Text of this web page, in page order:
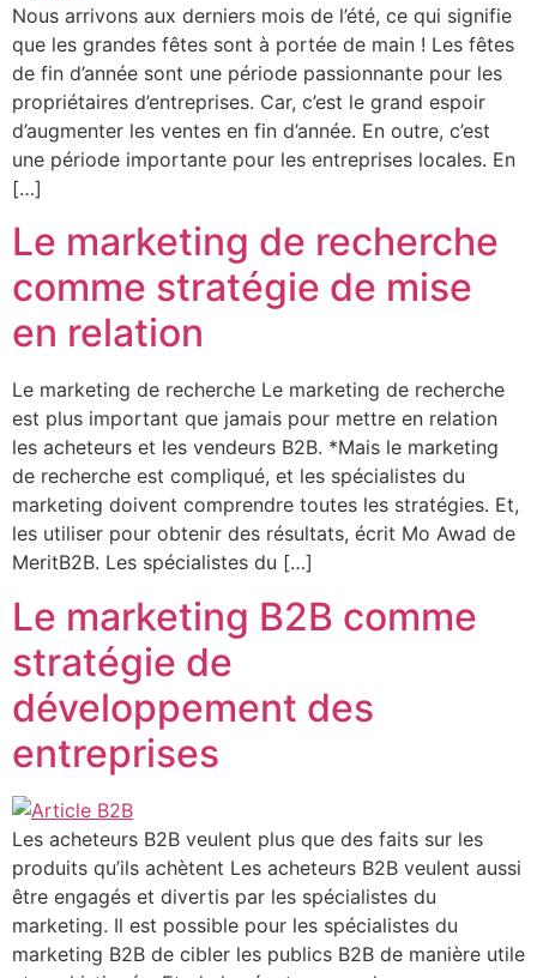
Nous arrivons aux derniers mois de l’été, ce qui signifie
que les grandes fêtes sont à portée de main ! Les fêtes
de fin d’année sont une période passionnante pour les
propriétaires d’entreprises. Car, c’est le grand espoir
d’augmenter les ventes en fin d’année. En outre, c’est
une période importante pour les entreprises locales. En
[…]
Le marketing de recherche
comme stratégie de mise
en relation
Le marketing de recherche Le marketing de recherche
est plus important que jamais pour mettre en relation
les acheteurs et les vendeurs B2B. *Mais le marketing
de recherche est compliqué, et les spécialistes du
marketing doivent comprendre toutes les stratégies. Et,
les utiliser pour obtenir des résultats, écrit Mo Awad de
MeritB2B. Les spécialistes du […]
Le marketing B2B comme
stratégie de
développement des
entreprises
Les acheteurs B2B veulent plus que des faits sur les
produits qu’ils achètent Les acheteurs B2B veulent aussi
être engagés et divertis par les spécialistes du
marketing. Il est possible pour les spécialistes du
marketing B2B de cibler les publics B2B de manière utile